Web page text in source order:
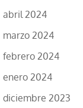
abril 2024
marzo 2024
febrero 2024
enero 2024
diciembre 2023